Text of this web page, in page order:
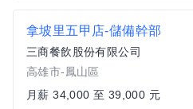
拿坡里五甲店-儲備幹部
三商餐飲股份有限公司
高雄市-鳳山區
月薪 34,000 至 39,000 元